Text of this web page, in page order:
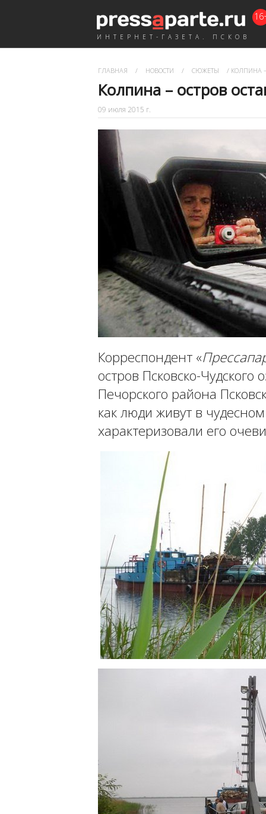
ИНТЕРНЕТ-ГАЗЕТА. ПСКОВ
ГЛАВНАЯ / НОВОСТИ / СЮЖЕТЫ / КОЛПИНА
Колпина – остров
09 июля 2015 г.
Корреспондент «
остров Псковско-Чудского
Печорского района
как люди живут в
характеризовали его